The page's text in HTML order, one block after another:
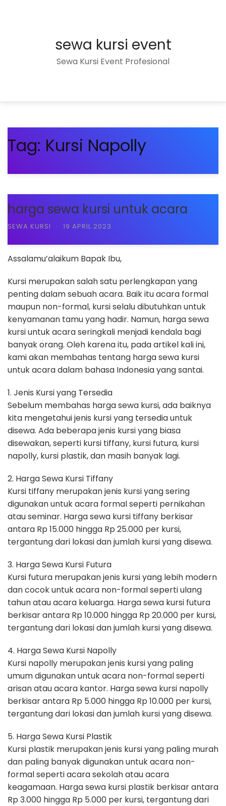
sewa kursi event
Sewa Kursi Event Profesional
Tag: Kursi Napolly
harga sewa kursi untuk acara
SEWA KURSI · 19 APRIL 2023
Assalamu’alaikum Bapak Ibu,
Kursi merupakan salah satu perlengkapan yang
penting dalam sebuah acara. Baik itu acara formal
maupun non-formal, kursi selalu dibutuhkan untuk
kenyamanan tamu yang hadir. Namun, harga sewa
kursi untuk acara seringkali menjadi kendala bagi
banyak orang. Oleh karena itu, pada artikel kali ini,
kami akan membahas tentang harga sewa kursi
untuk acara dalam bahasa Indonesia yang santai.
1. Jenis Kursi yang Tersedia
Sebelum membahas harga sewa kursi, ada baiknya
kita mengetahui jenis kursi yang tersedia untuk
disewa. Ada beberapa jenis kursi yang biasa
disewakan, seperti kursi tiffany, kursi futura, kursi
napolly, kursi plastik, dan masih banyak lagi.
2. Harga Sewa Kursi Tiffany
Kursi tiffany merupakan jenis kursi yang sering
digunakan untuk acara formal seperti pernikahan
atau seminar. Harga sewa kursi tiffany berkisar
antara Rp 15.000 hingga Rp 25.000 per kursi,
tergantung dari lokasi dan jumlah kursi yang disewa.
3. Harga Sewa Kursi Futura
Kursi futura merupakan jenis kursi yang lebih modern
dan cocok untuk acara non-formal seperti ulang
tahun atau acara keluarga. Harga sewa kursi futura
berkisar antara Rp 10.000 hingga Rp 20.000 per kursi,
tergantung dari lokasi dan jumlah kursi yang disewa.
4. Harga Sewa Kursi Napolly
Kursi napolly merupakan jenis kursi yang paling
umum digunakan untuk acara non-formal seperti
arisan atau acara kantor. Harga sewa kursi napolly
berkisar antara Rp 5.000 hingga Rp 10.000 per kursi,
tergantung dari lokasi dan jumlah kursi yang disewa.
5. Harga Sewa Kursi Plastik
Kursi plastik merupakan jenis kursi yang paling murah
dan paling banyak digunakan untuk acara non-
formal seperti acara sekolah atau acara
keagamaan. Harga sewa kursi plastik berkisar antara
Rp 3.000 hingga Rp 5.000 per kursi, tergantung dari